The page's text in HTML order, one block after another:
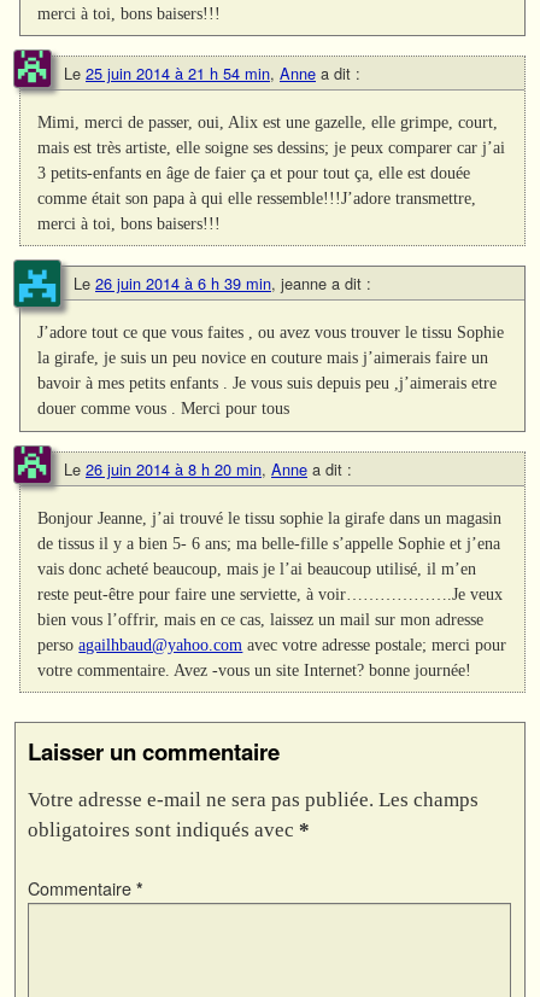
merci à toi, bons baisers!!!
Le 25 juin 2014 à 21 h 54 min, Anne a dit :
Mimi, merci de passer, oui, Alix est une gazelle, elle grimpe, court,
mais est très artiste, elle soigne ses dessins; je peux comparer car j’ai
3 petits-enfants en âge de faier ça et pour tout ça, elle est douée
comme était son papa à qui elle ressemble!!!J’adore transmettre,
merci à toi, bons baisers!!!
Le 26 juin 2014 à 6 h 39 min, jeanne a dit :
J’adore tout ce que vous faites , ou avez vous trouver le tissu Sophie
la girafe, je suis un peu novice en couture mais j’aimerais faire un
bavoir à mes petits enfants . Je vous suis depuis peu ,j’aimerais etre
douer comme vous . Merci pour tous
Le 26 juin 2014 à 8 h 20 min, Anne a dit :
Bonjour Jeanne, j’ai trouvé le tissu sophie la girafe dans un magasin
de tissus il y a bien 5- 6 ans; ma belle-fille s’appelle Sophie et j’ena
vais donc acheté beaucoup, mais je l’ai beaucoup utilisé, il m’en
reste peut-être pour faire une serviette, à voir……………….Je veux
bien vous l’offrir, mais en ce cas, laissez un mail sur mon adresse
persoagailhbaud@yahoo.com avec votre adresse postale; merci pour
votre commentaire. Avez -vous un site Internet? bonne journée!
Laisser un commentaire
Votre adresse e-mail ne sera pas publiée. Les champs
obligatoires sont indiqués avec *
Commentaire *